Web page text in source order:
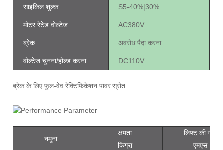
साइकिल शुल्क S5-40%|30%
मोटर रेटेड वोल्टेज AC380V
ब्रेक अवरोध पैदा करना
वोल्टेज चुनना/होल्ड करना DC110V
ब्रेक के लिए फुल-वेव रेक्टिफिकेशन पावर स्रोत
नमूना
क्षमता
किग्रा
लिफ्ट की गति
एमएस